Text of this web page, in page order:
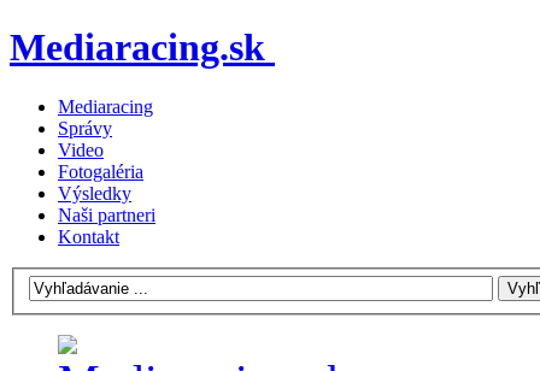
Mediaracing.sk
Mediaracing
Správy
Video
Fotogaléria
Výsledky
Naši partneri
Kontakt